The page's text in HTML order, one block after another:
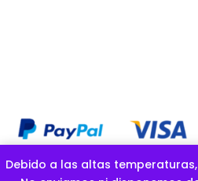
Debido a las altas
COPYRIGHT OFICIAL © GOLOSINAS